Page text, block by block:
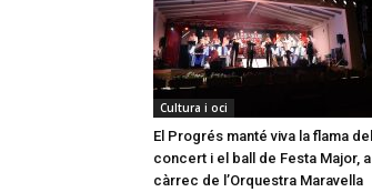
Cultura i oci
El Progrés manté viva la flama del
concert i el ball de Festa Major, a
càrrec de l’Orquestra Maravella